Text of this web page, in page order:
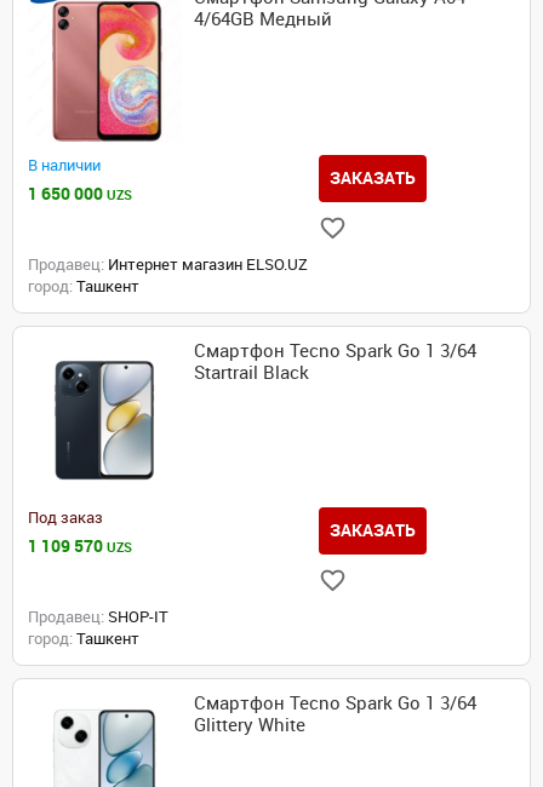
4/64GB Медный
В наличии
1 650 000 UZS
ЗАКАЗАТЬ
Продавец: Интернет магазин ELSO.UZ
город: Ташкент
Смартфон Tecno Spark Go 1 3/64
Startrail Black
Под заказ
1 109 570 UZS
ЗАКАЗАТЬ
Продавец: SHOP-IT
город: Ташкент
Смартфон Tecno Spark Go 1 3/64
Glittery White